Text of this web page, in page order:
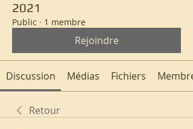
2021
Public · 1 membre
Rejoindre
Discussion Médias Fichiers
Retour